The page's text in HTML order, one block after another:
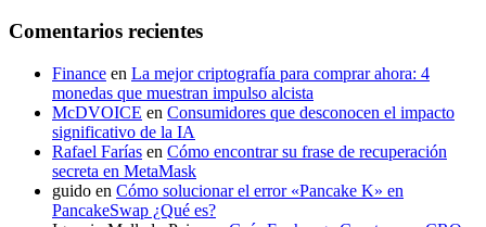
Comentarios recientes
Finance en La mejor criptografía para comprar ahora: 4
monedas que muestran impulso alcista
McDVOICE en Consumidores que desconocen el impacto
significativo de la IA
Rafael Farías en Cómo encontrar su frase de recuperación
secreta en MetaMask
guido en Cómo solucionar el error «Pancake K» en
PancakeSwap ¿Qué es?